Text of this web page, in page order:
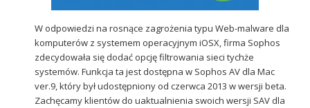
W odpowiedzi na rosnące zagrożenia typu Web-malware dla
komputerów z systemem operacyjnym iOSX, firma Sophos
zdecydowała się dodać opcję filtrowania sieci tychże
systemów. Funkcja ta jest dostępna w Sophos AV dla Mac
ver.9, który był udostępniony od czerwca 2013 w wersji beta.
Zachęcamy klientów do uaktualnienia swoich wersji SAV dla